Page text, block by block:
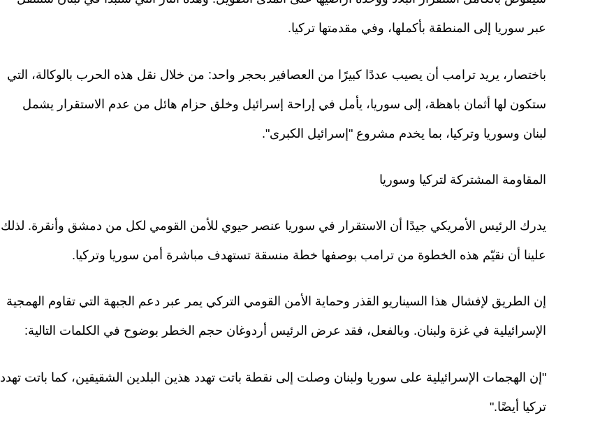
عبر سوريا إلى المنطقة بأكملها، وفي مقدمتها تركيا.
باختصار، يريد ترامب أن يصيب عددًا كبيرًا من العصافير بحجر واحد: من خلال نقل هذه الحرب بالوكالة، التي
ستكون لها أثمان باهظة، إلى سوريا، يأمل في إراحة إسرائيل وخلق حزام هائل من عدم الاستقرار يشمل
لبنان وسوريا وتركيا، بما يخدم مشروع "إسرائيل الكبرى".
المقاومة المشتركة لتركيا وسوريا
يدرك الرئيس الأمريكي جيدًا أن الاستقرار في سوريا عنصر حيوي للأمن القومي لكل من دمشق وأنقرة. لذلك
علينا أن نقيّم هذه الخطوة من ترامب بوصفها خطة منسقة تستهدف مباشرة أمن سوريا وتركيا.
إن الطريق لإفشال هذا السيناريو القذر وحماية الأمن القومي التركي يمر عبر دعم الجبهة التي تقاوم الهمجية
الإسرائيلية في غزة ولبنان. وبالفعل، فقد عرض الرئيس أردوغان حجم الخطر بوضوح في الكلمات التالية:
"إن الهجمات الإسرائيلية على سوريا ولبنان وصلت إلى نقطة باتت تهدد هذين البلدين الشقيقين، كما باتت تهدد
تركيا أيضًا."